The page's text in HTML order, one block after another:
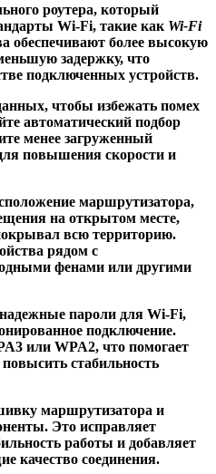
роутера, который
Wi-Fi, такие как Wi-Fi
обеспечивают более высокую
задержку, что
подключенных устройств.
чтобы избежать помех
автоматический подбор
менее загруженный
повышения скорости и
маршрутизатора,
на открытом месте,
всю территорию.
рядом с
фенами или другими
пароли для Wi-Fi,
подключение.
или WPA2, что помогает
стабильность
маршрутизатора и
Это исправляет
работы и добавляет
качество соединения.